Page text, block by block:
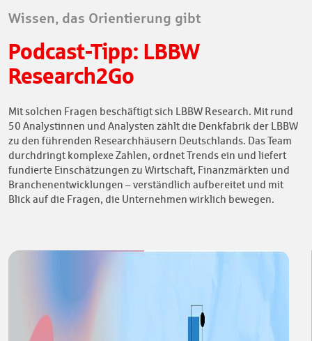
Wissen, das Orientierung gibt
Podcast-Tipp: LBBW
Research2Go
Mit solchen Fragen beschäftigt sich LBBW Research. Mit rund
50 Analystinnen und Analysten zählt die Denkfabrik der LBBW
zu den führenden Researchhäusern Deutschlands. Das Team
durchdringt komplexe Zahlen, ordnet Trends ein und liefert
fundierte Einschätzungen zu Wirtschaft, Finanzmärkten und
Branchenentwicklungen – verständlich aufbereitet und mit
Blick auf die Fragen, die Unternehmen wirklich bewegen.